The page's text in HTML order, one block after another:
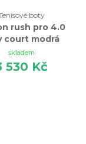
boty
rush pro 4.0
court modrá
skladem
530 Kč